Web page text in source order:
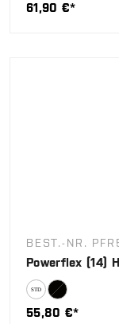
61,90 €*
BEST.-NR.
Powerflex (14)
55,80 €*